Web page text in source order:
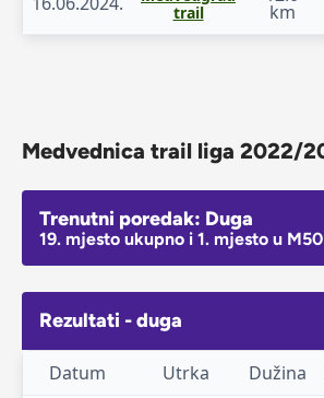
trail
km
Medvednica trail liga 2022/
Trenutni poredak: Duga
19. mjesto ukupno i 1. mjesto u M50
Rezultati - duga
Datum Utrka Dužina